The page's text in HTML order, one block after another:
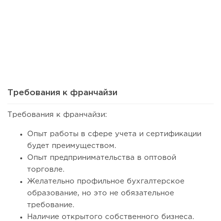
124
Требования к франчайзи
Требования к франчайзи:
Опыт работы в сфере учета и сертификации
будет преимуществом.
Опыт предпринимательства в оптовой
торговле.
Желательно профильное бухгалтерское
образование, но это не обязательное
требование.
Наличие открытого собственного бизнеса.